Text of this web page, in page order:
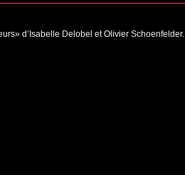
d’Isabelle Delobel et Olivier Schoenfelder.